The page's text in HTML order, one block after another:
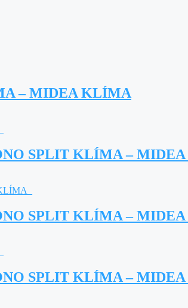
– MIDEA KLÍMA
SPLIT KLÍMA –
SPLIT KLÍMA –
SPLIT KLÍMA –